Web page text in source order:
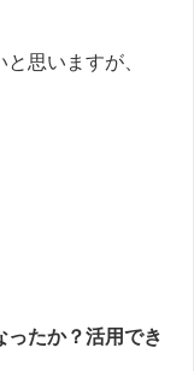
思いますが、
ったか？活用でき